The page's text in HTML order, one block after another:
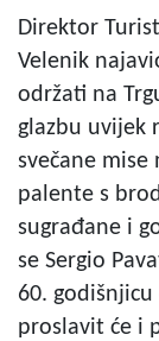
Direktor
Velenik
održati na
glazbu uvijek
svečane
palente s
sugrađane i
se Sergio
60.
proslavit će i